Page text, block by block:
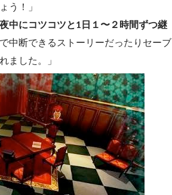
う！」
中にコツコツと1日１〜２時間ずつ継
中断できるストーリーだったりセーブ
ました。」